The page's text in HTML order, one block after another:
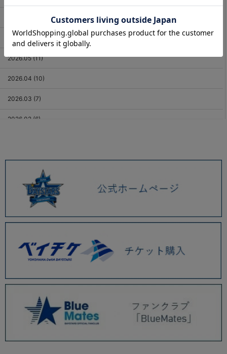
2026.06 (12)
2026.05 (11)
2026.04 (10)
2026.03 (7)
2026.02 (6)
2025.12 (3)
2025.11 (6)
2025.10 (5)
2025.09 (5)
2025.08 (6)
2025.07 (6)
2025.05 (9)
2025.04 (9)
2025.03 (9)